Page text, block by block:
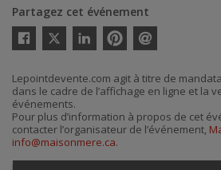
Partagez cet événement
Twitter
courriel
Lepointdevente.com agit à titre de
dans le cadre de l’affichage en ligne et la
événements.
Pour plus d’information à propos de cet
contacter l’organisateur de l’événement,
info@maisonmere.ca.